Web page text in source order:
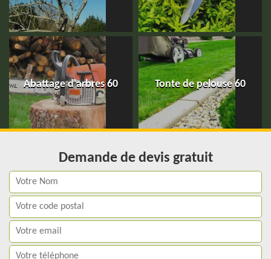
Abattage d'arbres 60 Tonte de pelouse 60
Demande de devis gratuit